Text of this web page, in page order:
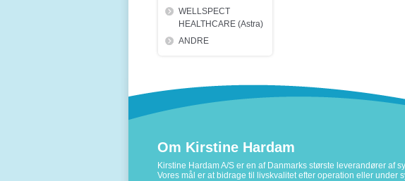
WELLSPECT
HEALTHCARE (Astra)
ANDRE
Om Kirstine Hardam
Kirstine Hardam A/S er en af Danmarks største leverandører af
Vores mål er at bidrage til livskvalitet efter operation eller under